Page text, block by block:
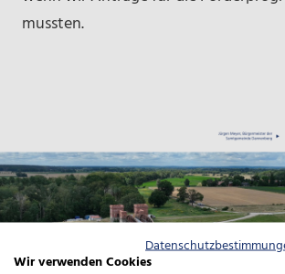
mussten.
Wir verwenden Cookies